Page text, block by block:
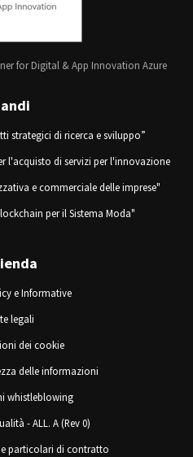
for Digital & App Innovation Azure
strategici di ricerca e sviluppo”
l'acquisto di servizi per l'innovazione
e commerciale delle imprese"
per il Sistema Moda"
e Informative
legali
dei cookie
delle informazioni
whistleblowing
- ALL. A (Rev 0)
particolari di contratto